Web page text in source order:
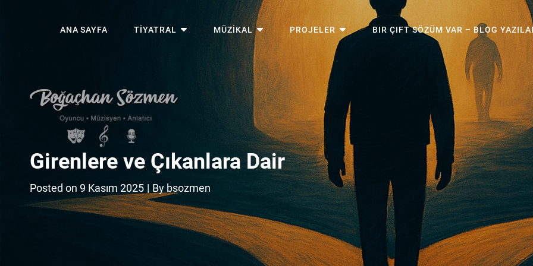
Boğaçhan Sözmen'in resmi web sitesi
ANA SAYFA TİYATRAL MÜZİKAL PROJELER BIR ÇIFT SÖZÜM VAR – BLOG
Girenlere ve Çıkanlara Dair
Posted on 9 Kasım 2025 | By Byline
bsozmen